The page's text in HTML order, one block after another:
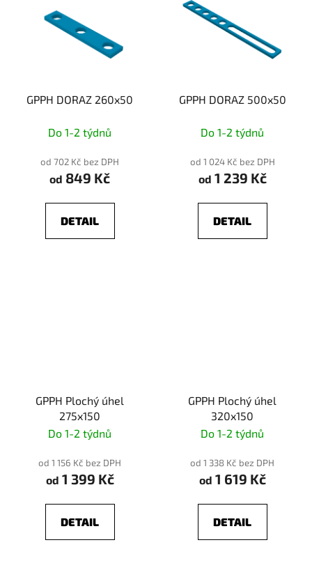
GPPH DORAZ 260x50
Do 1-2 týdnů
od 702 Kč bez DPH
od 849 Kč
DETAIL
GPPH DORAZ 500x50
Do 1-2 týdnů
od 1 024 Kč bez DPH
od 1 239 Kč
DETAIL
GPPH Plochý úhel
275x150
Do 1-2 týdnů
od 1 156 Kč bez DPH
od 1 399 Kč
DETAIL
GPPH Plochý úhel
320x150
Do 1-2 týdnů
od 1 338 Kč bez DPH
od 1 619 Kč
DETAIL